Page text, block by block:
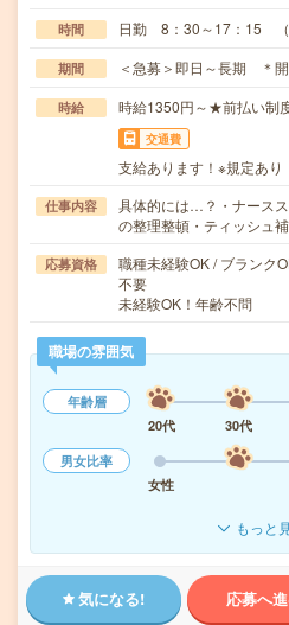
時間 日勤 8：30～17：15 （
期間 ＜急募＞即日～長期 ＊開
時給 時給1350円～★前払い制
交通費
支給あります！※規定あり
仕事内容
具体的には…？・ナース
の整理整頓・ティッシュ
応募資格
職種未経験OK / ブランク
不要
未経験OK！年齢不問
職場の雰囲気
年齢層
20代
30代
男女比率
女性
もっと
気になる! 応募へ